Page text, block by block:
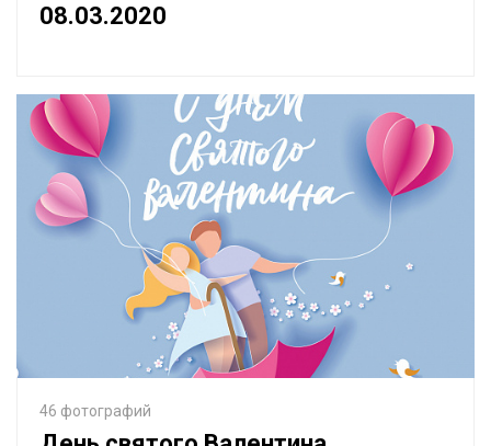
08.03.2020
46 фотографий